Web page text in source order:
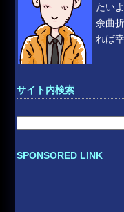
たい
余曲
れば
サイト内検索
SPONSORED LINK